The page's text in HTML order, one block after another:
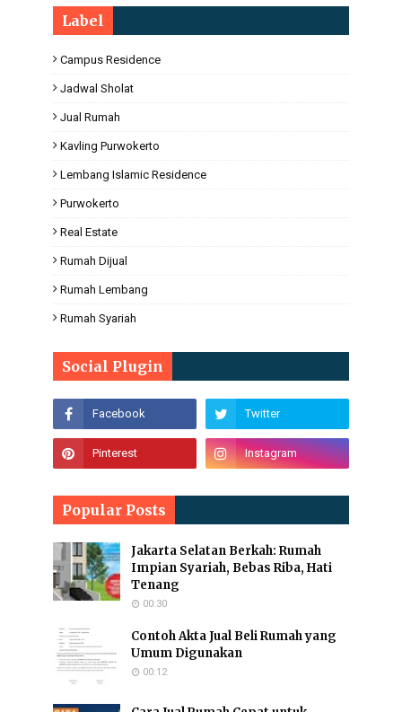
Label
Campus Residence
Jadwal Sholat
Jual Rumah
Kavling Purwokerto
Lembang Islamic Residence
Purwokerto
Real Estate
Rumah Dijual
Rumah Lembang
Rumah Syariah
Social Plugin
Popular Posts
Jakarta Selatan Berkah: Rumah
Impian Syariah, Bebas Riba, Hati
Tenang
00:30
Contoh Akta Jual Beli Rumah yang
Umum Digunakan
00:12